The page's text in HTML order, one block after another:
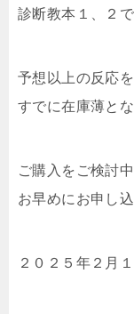
診断教本１、２で
予想以上の反応を
すでに在庫薄と
ご購入をご検討中
お早めにお申し
２０２５年２月